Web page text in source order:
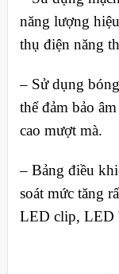
năng lượng
thụ điện năng
– Sử dụng
thể đảm bảo
cao mượt mà.
– Bảng điều
soát mức tăng
LED clip, LED